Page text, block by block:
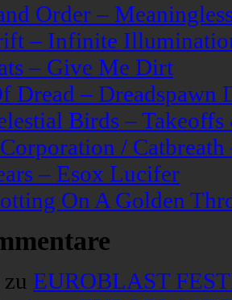
Order –
– Infinite
– Give Me Dirt
Dread – Dreadspawn
Birds –
/
– Esox Lucifer
On A Golden
zu EUROBLAST